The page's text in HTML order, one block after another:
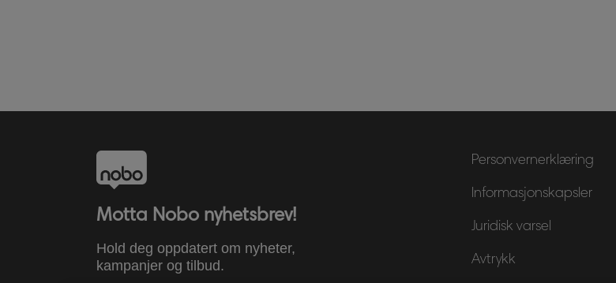
Motta Nobo nyhetsbrev!
Hold deg oppdatert om nyheter,
kampanjer og tilbud.
Personvernerklæring
Informasjonskapsler
Juridisk varsel
Avtrykk